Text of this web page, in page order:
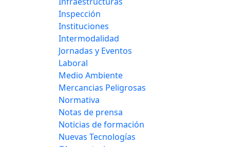
Inspección
Instituciones
Intermodalidad
Jornadas y Eventos
Laboral
Medio Ambiente
Mercancias Peligrosas
Normativa
Notas de prensa
Noticias de formación
Nuevas Tecnologías